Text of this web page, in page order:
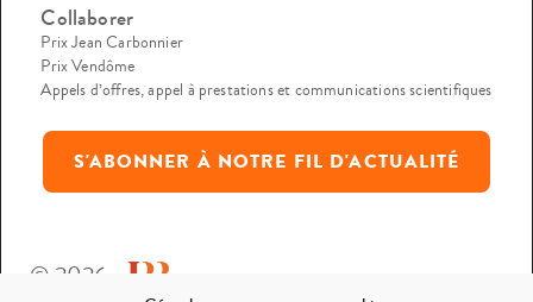
Collaborer
Prix Jean Carbonnier
Prix Vendôme
Appels d’offres, appel à prestations et communications scientifiques
S'ABONNER À NOTRE FIL D'ACTUALITÉ
© 2026